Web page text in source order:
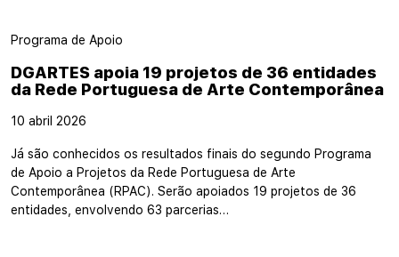
Programa de Apoio
DGARTES apoia 19 projetos de 36 entidades
da Rede Portuguesa de Arte Contemporânea
10 abril 2026
Já são conhecidos os resultados finais do segundo Programa
de Apoio a Projetos da Rede Portuguesa de Arte
Contemporânea (RPAC). Serão apoiados 19 projetos de 36
entidades, envolvendo 63 parcerias…